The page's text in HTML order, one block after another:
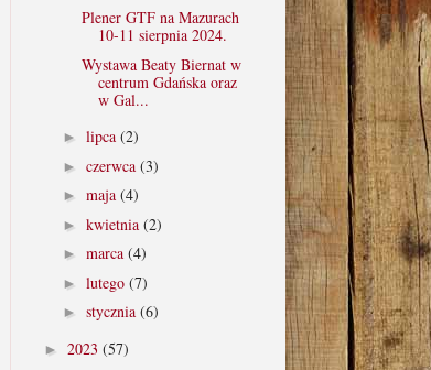
Plener GTF na Mazurach
10-11 sierpnia 2024.
Wystawa Beaty Biernat w
centrum Gdańska oraz
w Gal...
► lipca (2)
► czerwca (3)
► maja (4)
► kwietnia (2)
► marca (4)
► lutego (7)
► stycznia (6)
► 2023 (57)